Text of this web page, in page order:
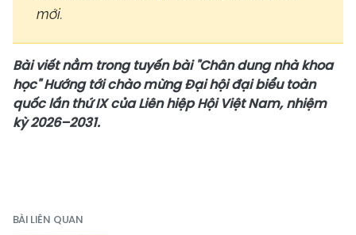
mới.
Bài viết nằm trong tuyến bài "Chân dung nhà khoa
học" Hướng tới chào mừng Đại hội đại biểu toàn
quốc lần thứ IX của Liên hiệp Hội Việt Nam, nhiệm
kỳ 2026–2031.
BÀI LIÊN QUAN